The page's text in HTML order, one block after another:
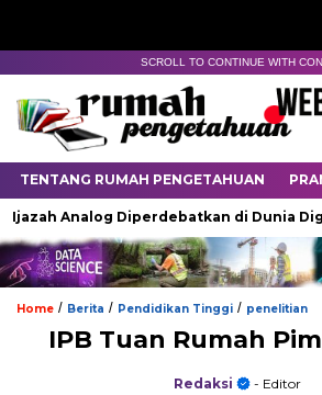
SCROLL TO CONTINUE WITH
TENTANG RUMAH PENGETAHUAN
Analog Diperdebatkan di Dunia Digital
Home / Berita / Pendidikan Tinggi / penelitian
IPB Tuan Rumah
Redaksi
- Editor